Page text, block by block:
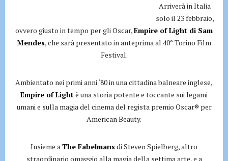
Arriverà in Italia
solo il 23 febbraio,
ovvero giusto in tempo per gli Oscar,Empire of Light di Sam
Mendes, che sarà presentato in anteprima al 40° Torino Film
Festival.
Ambientato nei primi anni ‘80 in una cittadina balneare inglese,
Empire of Lightè una storia potente e toccante sui legami
umani e sulla magia del cinema del regista premio Oscar® per
American Beauty.
Insieme aThe Fabelmans di Steven Spielberg, altro
straordinario omaggio alla magia della settima arte, e a